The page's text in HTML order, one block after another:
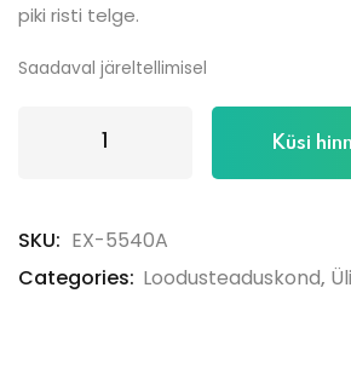
piki risti telge.
Saadaval järeltellimisel
Küsi
SKU: EX-5540A
Categories: Loodusteaduskond,